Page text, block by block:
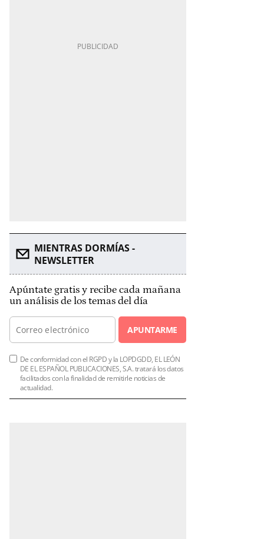
MIENTRAS DORMÍAS -
NEWSLETTER
Apúntate gratis y recibe cada mañana
un análisis de los temas del día
APUNTARME
De conformidad con el RGPD y la LOPDGDD, EL LEÓN
DE EL ESPAÑOL PUBLICACIONES, S.A. tratará los datos
facilitados con la finalidad de remitirle noticias de
actualidad.